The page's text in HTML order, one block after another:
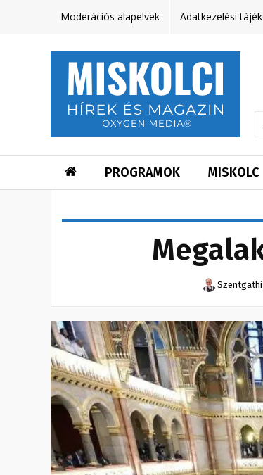
Moderációs alapelvek Adatkezelési
PROGRAMOK MISKOLC
Szentgathi